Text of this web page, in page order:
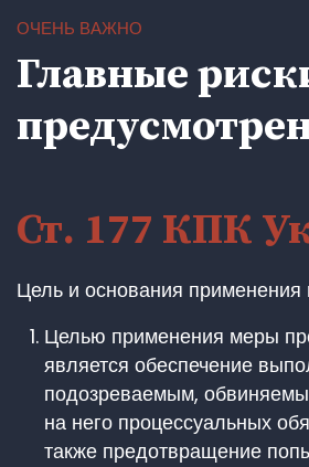
ОЧЕНЬ ВАЖНО
Главные
Ст. 177 КПК
Цель и основания применения
Целью применения меры
является обеспечение
подозреваемым,
на него процессуальных
также предотвращение